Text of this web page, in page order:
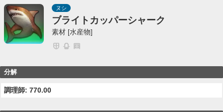
ヌシ
ブライトカッパーシャーク
素材 [水産物]
分解
調理師: 770.00